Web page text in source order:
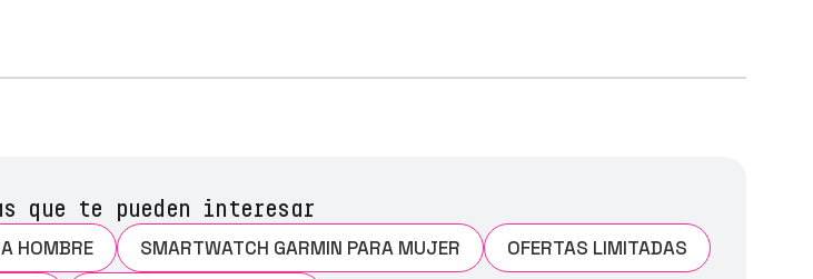
que te pueden interesar
HOMBRE SMARTWATCH GARMIN PARA MUJER
OFERTAS LIMITADAS